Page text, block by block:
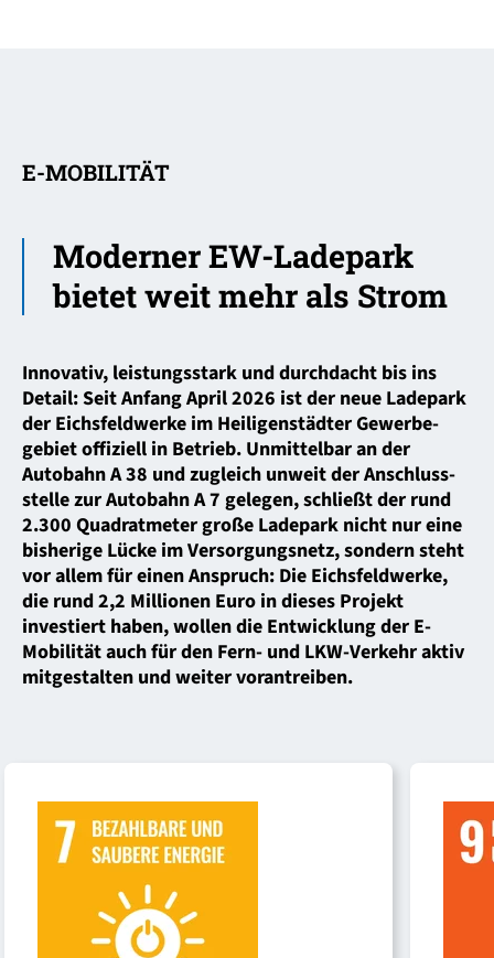
E-MOBILITÄT
Moderner EW-Ladepark
bietet weit mehr als Strom
Innovativ, leistungsstark und durchdacht bis ins
Detail: Seit Anfang April 2026 ist der neue Ladepark
der Eichsfeldwerke im Heiligenstädter Gewerbe­
gebiet offiziell in Betrieb. Unmittelbar an der
Autobahn A 38 und zugleich unweit der Anschluss­
stelle zur Autobahn A 7 gelegen, schließt der rund
2.300 Quadrat­meter große Ladepark nicht nur eine
bisherige Lücke im Versorgungs­netz, sondern steht
vor allem für einen Anspruch: Die Eichsfeldwerke,
die rund 2,2 Millionen Euro in dieses Projekt
investiert haben, wollen die Entwicklung der E-
Mobilität auch für den Fern- und LKW-Verkehr aktiv
mitgestalten und weiter vorantreiben.